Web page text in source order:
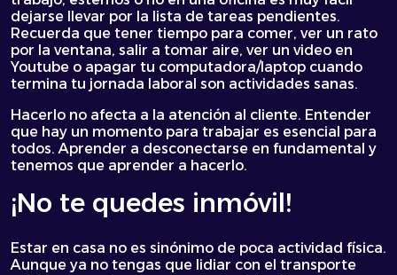
dejarse llevar por la lista de tareas pendientes.
Recuerda que tener tiempo para comer, ver un rato
por la ventana, salir a tomar aire, ver un video en
Youtube o apagar tu computadora/laptop cuando
termina tu jornada laboral son actividades sanas.
Hacerlo no afecta a la atención al cliente. Entender
que hay un momento para trabajar es esencial para
todos. Aprender a desconectarse en fundamental y
tenemos que aprender a hacerlo.
¡No te quedes inmóvil!
Estar en casa no es sinónimo de poca actividad física.
Aunque ya no tengas que lidiar con el transporte